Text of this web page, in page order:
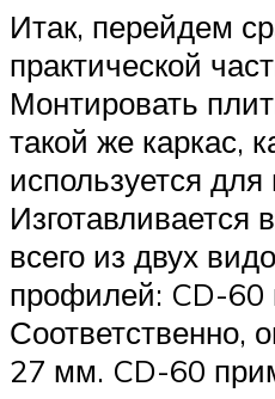
Итак, перейдем
практической
Монтировать
такой же каркас,
используется для
Изготавливается
всего из двух
профилей: CD-60
Соответственно,
27 мм. CD-60